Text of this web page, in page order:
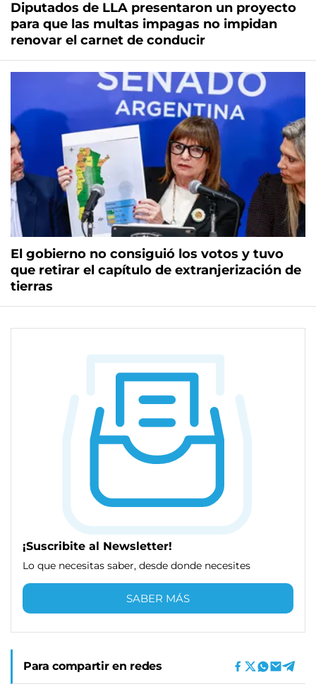
Diputados de LLA presentaron un proyecto
para que las multas impagas no impidan
renovar el carnet de conducir
El gobierno no consiguió los votos y tuvo
que retirar el capítulo de extranjerización de
tierras
¡Suscribite al Newsletter!
Lo que necesitas saber, desde donde necesites
SABER MÁS
Para compartir en redes